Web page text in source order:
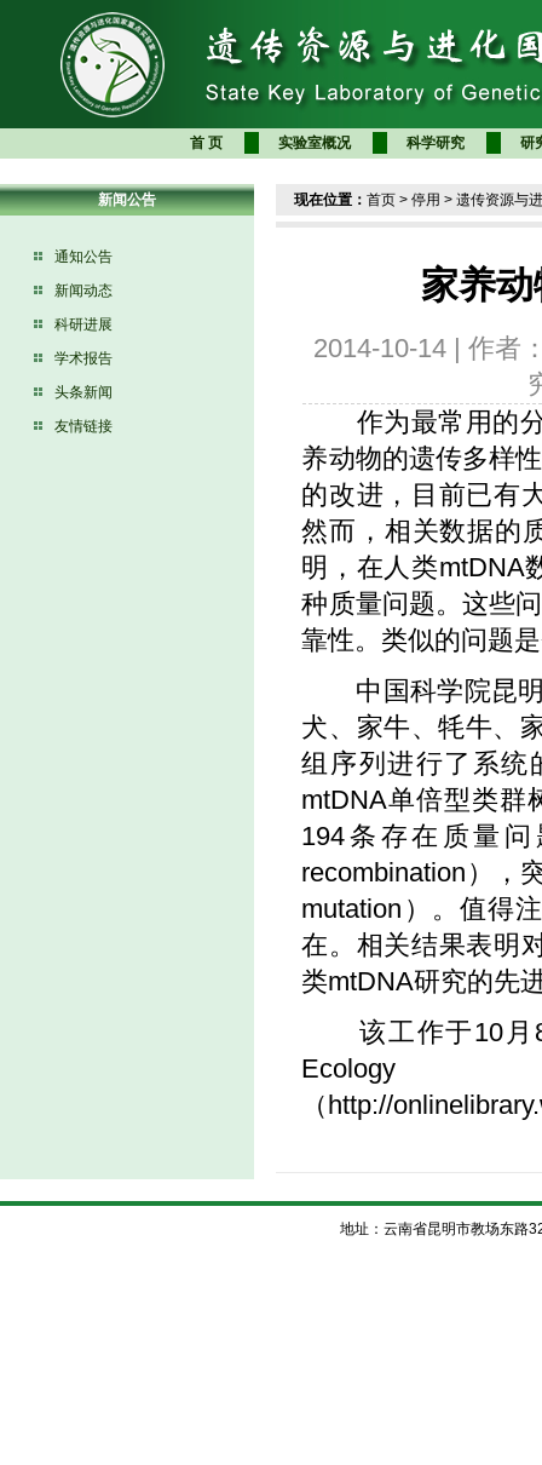
首 页 实验室概况 科学研究 研
新闻公告
通知公告
新闻动态
科研进展
学术报告
头条新闻
友情链接
现在位置： 首页 > 停用 > 遗传资源与
家养
2014-10-14 | 作者
作为最常用的分
养动物的遗传多样
的改进，目前已有
然而，相关数据的
明，在人类mtDNA
种质量问题。这些
靠性。类似的问题
中国科学院昆明
犬、家牛、牦牛、
组序列进行了系统
mtDNA单倍型类群
194条存在质量
recombination），
mutation）。值得
在。相关结果表明
类mtDNA研究的先
该工作于10月8
（http://
地址：云南省昆明市教场东